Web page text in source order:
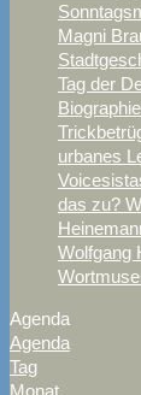
Magni
Tag der
urbanes
das zu?
Wolfgang
Agenda
Agenda
Tag